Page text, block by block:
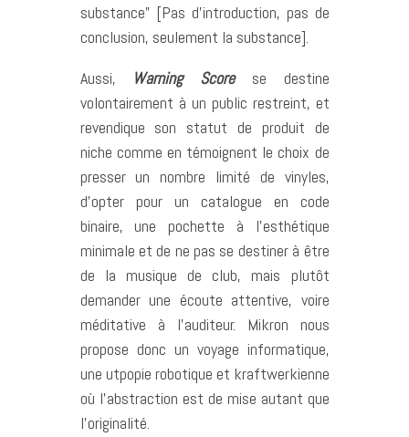
substance” [Pas d’introduction, pas de
conclusion, seulement la substance].
Aussi,
Warning Score se destine
volontairement à un public restreint, et
revendique son statut de produit de
niche comme en témoignent le choix de
presser un nombre limité de vinyles,
d’opter pour un catalogue en code
binaire, une pochette à l’esthétique
minimale et de ne pas se destiner à être
de la musique de club, mais plutôt
demander une écoute attentive, voire
méditative à l’auditeur. Mikron nous
propose donc un voyage informatique,
une utpopie robotique et kraftwerkienne
où l’abstraction est de mise autant que
l’originalité.